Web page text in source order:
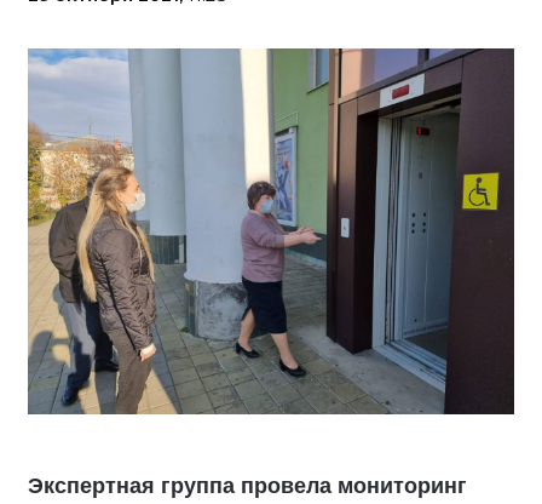
Экспертная группа провела мониторинг